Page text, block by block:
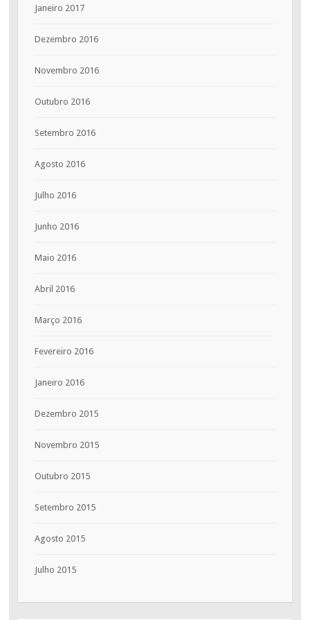
Janeiro 2017
Dezembro 2016
Novembro 2016
Outubro 2016
Setembro 2016
Agosto 2016
Julho 2016
Junho 2016
Maio 2016
Abril 2016
Março 2016
Fevereiro 2016
Janeiro 2016
Dezembro 2015
Novembro 2015
Outubro 2015
Setembro 2015
Agosto 2015
Julho 2015